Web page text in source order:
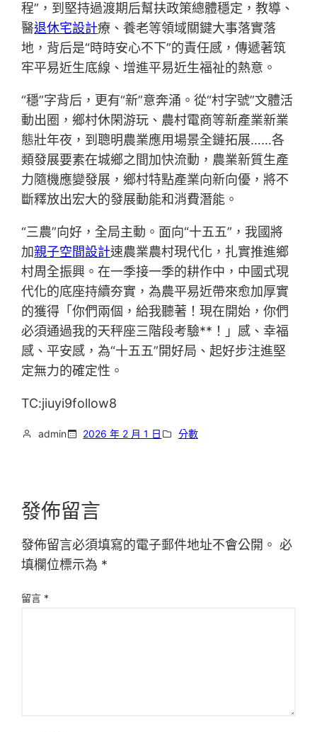
程”，到堅持過渡期后幫扶政策總體穩定，教導、
醫退休宅設計療、養老等領域關鍵大事落實落
地，背后是“時時安心不下”的責任感，傳遞著筑
牢平易近生底線、增進平易近生福祉的熱意。
“穩”字背后，更有“新”意奔涌。從“村字號”文體活
動出圈，鄉村休閑游玩、農村電商等新產業新業
態壯年夜，到聰明農業應用場景全鏈拓展……各
類發展要素在城鄉之間加快流動，農業新質生產
力隨機應變發展，鄉村特點產業向新向優，將不
斷釋放出宏大的發展動能和消費潛能。
“三農”向好，全局主動。面向“十五五”，我國將
加親子空間設計速農業農村現代化，扎實推進鄉
村周全振興。在一季接一季的耕作中，中國式現
代化的底座持續夯實，為農平易近帶來愈加厚實
的獲得「你們兩個，給我聽著！現在開始，你們
必須通過我的天秤座三階段考驗**！」感、幸福
感、平安感，為“十五五”開好局、起好步注進堅
定無力的確定性。
TC:jiuyi9follow8
admin 2026 年 2 月 1 日 分數
發佈留言
發佈留言必須填寫的電子郵件地址不會公開。 必
填欄位標示為 *
留言 *